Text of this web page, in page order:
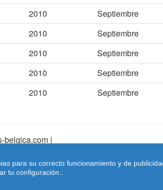
2010
Septiembre
2010
Septiembre
2010
Septiembre
2010
Septiembre
2010 Septiembre
belgica.com |
Coches-belgica.com
para su correcto funcionamiento y de
tu configuración.: